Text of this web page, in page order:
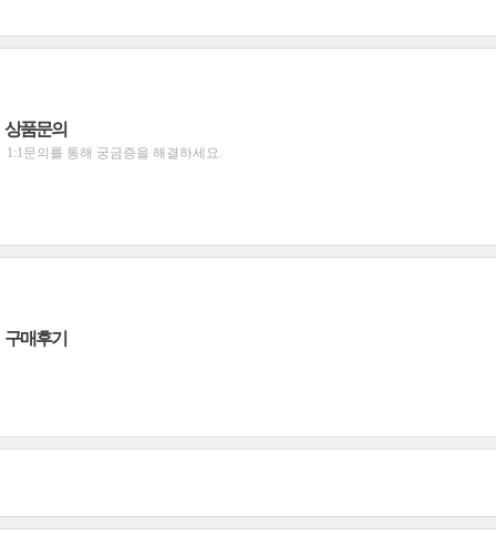
상품문의
1:1문의를 통해 궁금증을 해결하세요.
구매후기